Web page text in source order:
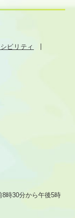
ビリティ
時30分から午後5時